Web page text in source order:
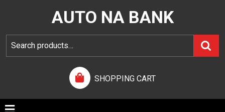
AUTO NA BANK
SHOPPING CART